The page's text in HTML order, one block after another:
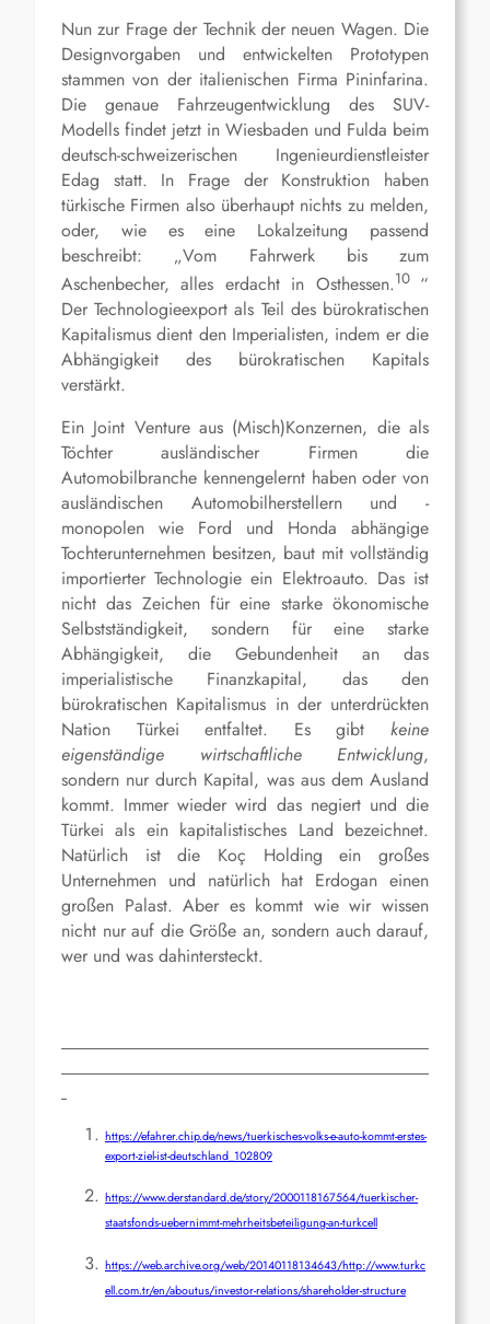
Nun zur Frage der Technik der neuen Wagen. Die
Designvorgaben und entwickelten Prototypen
stammen von der italienischen Firma Pininfarina.
Die genaue Fahrzeugentwicklung des SUV-
Modells findet jetzt in Wiesbaden und Fulda beim
deutsch-schweizerischen Ingenieurdienstleister
Edag statt. In Frage der Konstruktion haben
türkische Firmen also überhaupt nichts zu melden,
oder, wie es eine Lokalzeitung passend
beschreibt: „Vom Fahrwerk bis zum
Aschenbecher, alles erdacht in Osthessen.10 “
Der Technologieexport als Teil des bürokratischen
Kapitalismus dient den Imperialisten, indem er die
Abhängigkeit des bürokratischen Kapitals
verstärkt.
Ein Joint Venture aus (Misch)Konzernen, die als
Töchter ausländischer Firmen die
Automobilbranche kennengelernt haben oder von
ausländischen Automobilherstellern und -
monopolen wie Ford und Honda abhängige
Tochterunternehmen besitzen, baut mit vollständig
importierter Technologie ein Elektroauto. Das ist
nicht das Zeichen für eine starke ökonomische
Selbstständigkeit, sondern für eine starke
Abhängigkeit, die Gebundenheit an das
imperialistische Finanzkapital, dasden
bürokratischen Kapitalismus in der unterdrückten
Nation Türkei entfaltet. Es gibt keine
eigenständige wirtschaftliche Entwicklung,
sondern nur durch Kapital, was aus dem Ausland
kommt. Immer wieder wird das negiert und die
Türkei als ein kapitalistisches Land bezeichnet.
Natürlich ist die Koç Holding ein großes
Unternehmen und natürlich hat Erdogan einen
großen Palast. Aber es kommt wie wir wissen
nicht nur auf die Größe an, sondern auch darauf,
wer und was dahintersteckt.
https://efahrer.chip.de/news/tuerkisches-volks-e-auto-kommt-erstes-
export-ziel-ist-deutschland_102809
https://www.derstandard.de/story/2000118167564/tuerkischer-
staatsfonds-uebernimmt-mehrheitsbeteiligung-an-turkcell
https://web.archive.org/web/20140118134643/http://www.turkc
ell.com.tr/en/aboutus/investor-relations/shareholder-structure